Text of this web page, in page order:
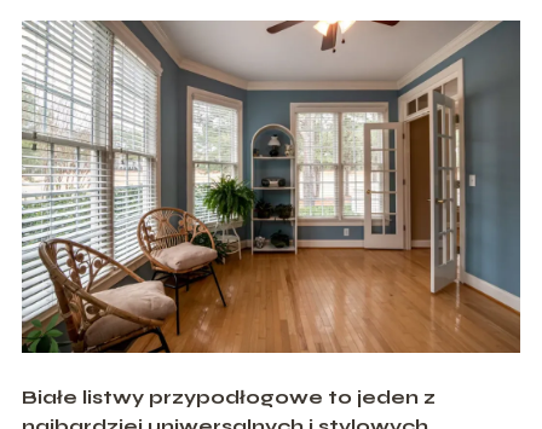
Białe listwy przypodłogowe to jeden z